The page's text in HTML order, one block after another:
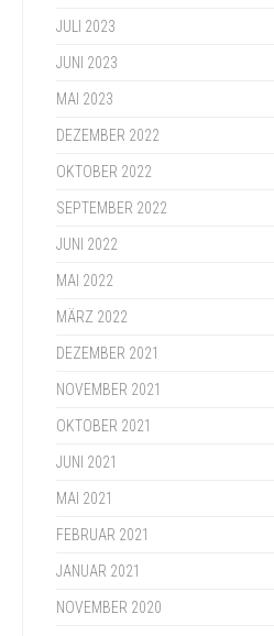
JULI 2023
JUNI 2023
MAI 2023
DEZEMBER 2022
OKTOBER 2022
SEPTEMBER 2022
JUNI 2022
MAI 2022
MÄRZ 2022
DEZEMBER 2021
NOVEMBER 2021
OKTOBER 2021
JUNI 2021
MAI 2021
FEBRUAR 2021
JANUAR 2021
NOVEMBER 2020